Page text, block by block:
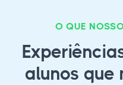
O QUE
alunos que